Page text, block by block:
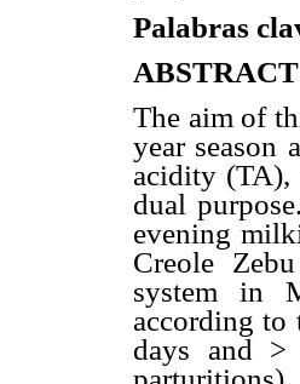
Palabras
ABSTRACT
The aim of
year
acidity (TA),
dual
evening
Creole
system in
according to
days and